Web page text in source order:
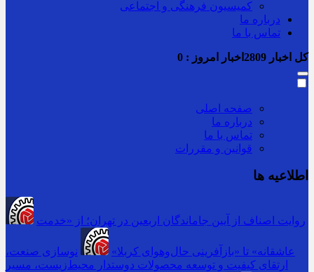
کمیسیون فرهنگی و اجتماعی
درباره ما
تماس با ما
کل اخبار اخبار امروز : 0
صفحه اصلی
درباره ما
تماس با ما
قوانین و مقررات
اطلاعیه ها
روایت اصناف از آیین جاماندگان اربعین در تهران؛ از «خدمت
عاشقانه» تا «بازآفرینی حال‌وهوای کربلا»
نوسازی صنعت،
ارتقای کیفیت و توسعه محصولات دوستدار محیط‌زیست، مسیر